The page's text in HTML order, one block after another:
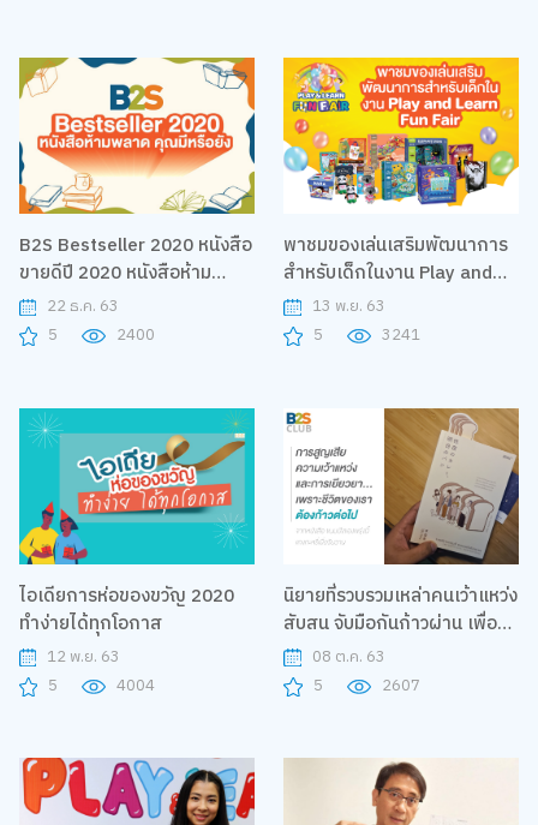
B2S Bestseller 2020 หนังสือ
ขายดีปี 2020 หนังสือห้าม
พลาด คุณมีหรือยัง
22 ธ.ค. 63
5
2400
พาชมของเล่นเสริมพัฒนาการ
สำหรับเด็กในงาน Play and
Learn Fun fair
13 พ.ย. 63
5
3241
ไอเดียการห่อของขวัญ 2020
ทำง่ายได้ทุกโอกาส
12 พ.ย. 63
5
4004
นิยายที่รวบรวมเหล่าคนเว้าแหว่ง
สับสน จับมือกันก้าวผ่าน เพื่อมี
ชีวิตกับปัจจุบัน : หนังสือ ขนมปัง
ของพรุ่งนี้ แกงกะหรี่เมื่อวันวาน
Last Night’s Curry,
08 ต.ค. 63
5
2607